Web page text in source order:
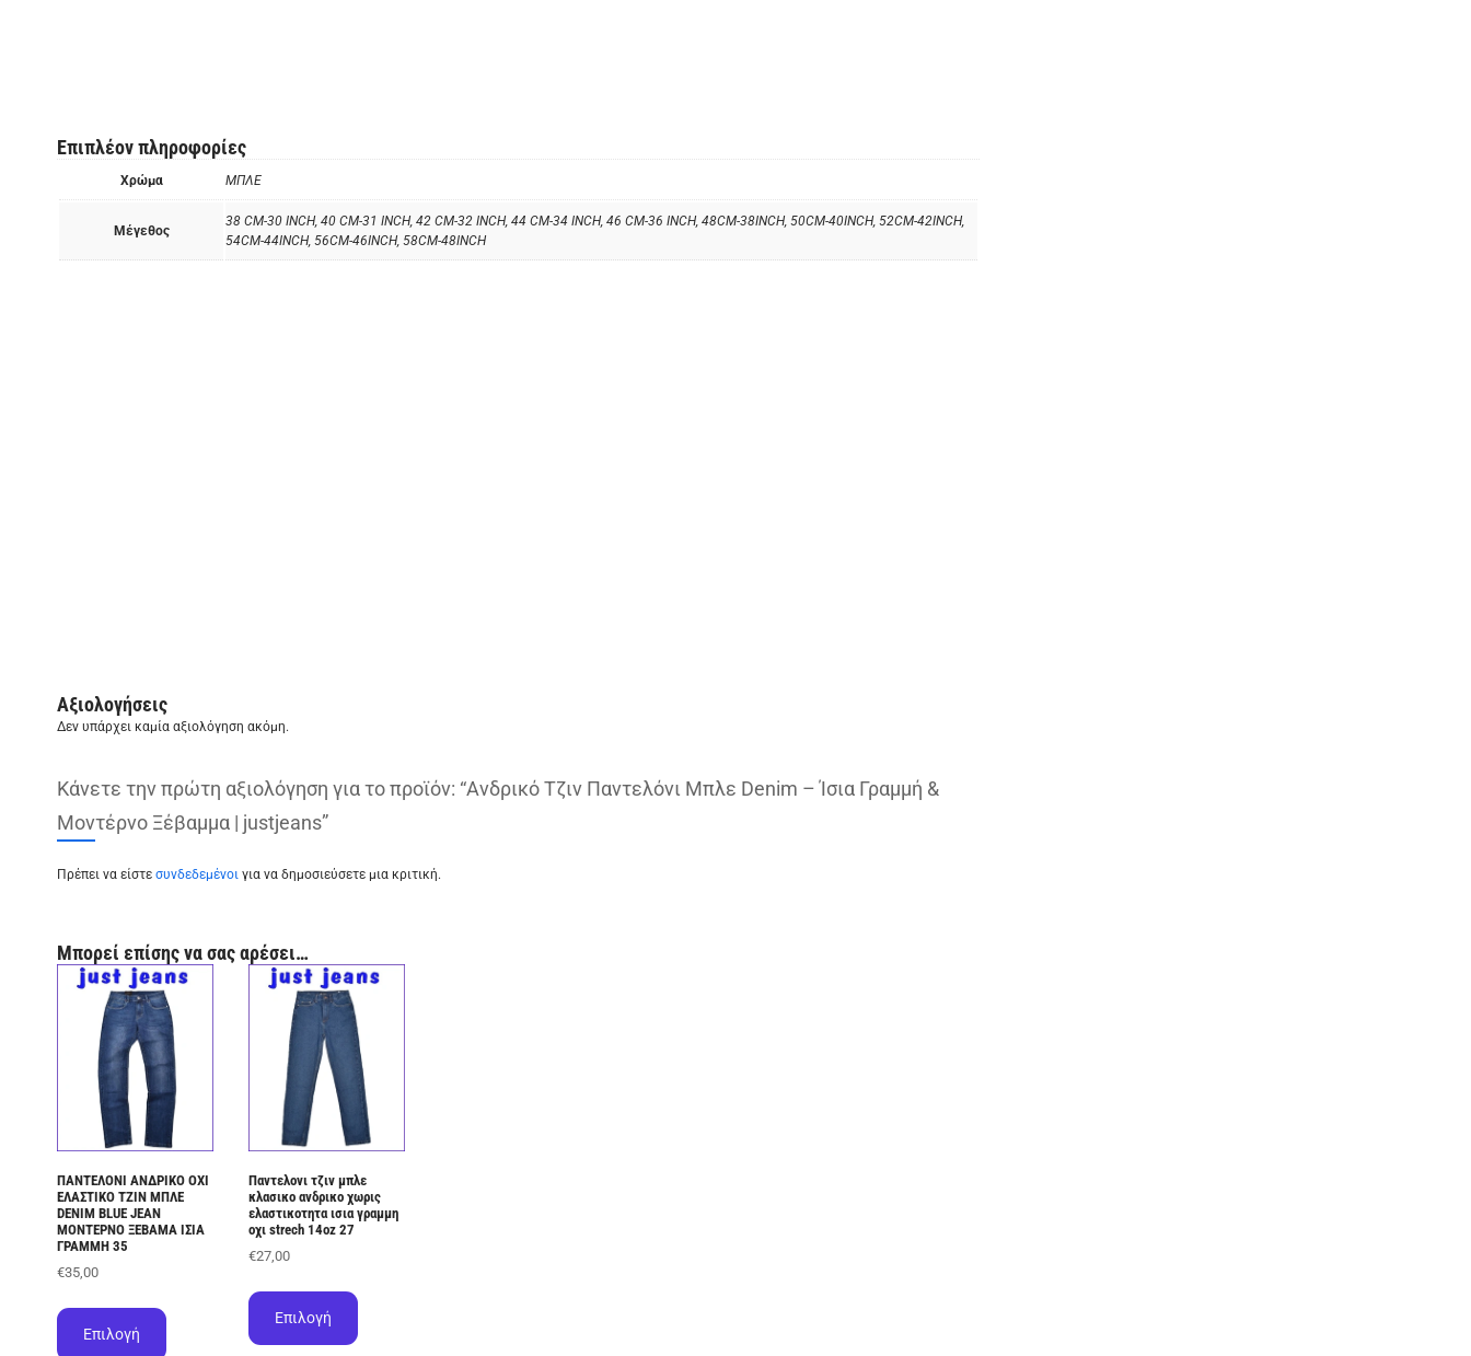
Επιπλέον πληροφορίες
Χρώμα ΜΠΛΕ
Μέγεθος
38 CM-30 INCH, 40 CM-31 INCH, 42 CM-32 INCH, 44 CM-34 INCH, 46 CM-36 INCH, 48CM-38INCH, 50CM-40INCH, 52CM-42INCH,
54CM-44INCH, 56CM-46INCH, 58CM-48INCH
Αξιολογήσεις
Δεν υπάρχει καμία αξιολόγηση ακόμη.
Κάνετε την πρώτη αξιολόγηση για το προϊόν: “Ανδρικό Τζιν Παντελόνι Μπλε Denim – Ίσια Γραμμή &
Μοντέρνο Ξέβαμμα | justjeans”
Πρέπει να είστε συνδεδεμένοι για να δημοσιεύσετε μια κριτική.
Μπορεί επίσης να σας αρέσει…
ΠΑΝΤΕΛΟΝΙ ΑΝΔΡΙΚΟ ΟΧΙ
ΕΛΑΣΤΙΚΟ ΤΖΙΝ ΜΠΛΕ
DENIM BLUE JEAN
ΜΟΝΤΕΡΝΟ ΞΕΒΑΜΑ ΙΣΙΑ
ΓΡΑΜΜΗ 35
€35,00
Επιλογή
προϊόν
Παντελονι τζιν μπλε
κλασικο ανδρικο χωρις
ελαστικοτητα ισια γραμμη
οχι strech 14oz 27
€27,00
Επιλογή
προϊόν